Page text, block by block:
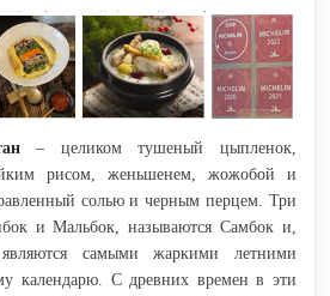
– целиком тушеный цыпленок,
рисом, женьшенем, жожобой и
солью и черным перцем. Три
и Мальбок, называются Самбок и,
являются самыми жаркими летними
календарю. С древних времен в эти